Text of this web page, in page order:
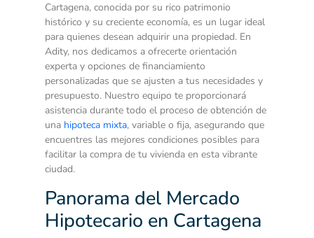
Cartagena, conocida por su rico patrimonio
histórico y su creciente economía, es un lugar ideal
para quienes desean adquirir una propiedad. En
Adity, nos dedicamos a ofrecerte orientación
experta y opciones de financiamiento
personalizadas que se ajusten a tus necesidades y
presupuesto. Nuestro equipo te proporcionará
asistencia durante todo el proceso de obtención de
una hipoteca mixta, variable o fija, asegurando que
encuentres las mejores condiciones posibles para
facilitar la compra de tu vivienda en esta vibrante
ciudad.
Panorama del Mercado
Hipotecario en Cartagena